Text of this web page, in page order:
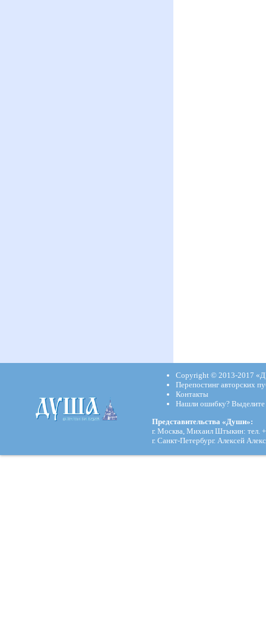
Copyright © 2013-2017
Перепостинг авторских
Контакты
Нашли ошибку?
Представительства «Души»:
г. Москва, Михаил Штыкин: тел.
г. Санкт-Петербург. Алексей